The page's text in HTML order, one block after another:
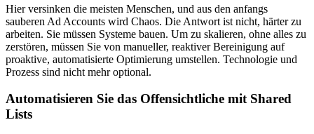
Hier versinken die meisten Menschen, und aus den anfangs
sauberen Ad Accounts wird Chaos. Die Antwort ist nicht, härter zu
arbeiten. Sie müssen Systeme bauen. Um zu skalieren, ohne alles zu
zerstören, müssen Sie von manueller, reaktiver Bereinigung auf
proaktive, automatisierte Optimierung umstellen. Technologie und
Prozess sind nicht mehr optional.
Automatisieren Sie das Offensichtliche mit Shared
Lists